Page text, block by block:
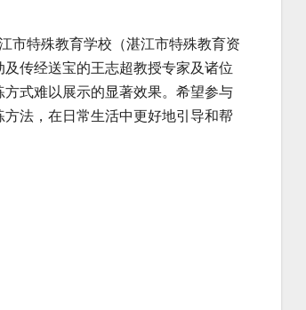
市特殊教育学校（湛江市特殊教育资
传经送宝的王志超教授专家及诸位
式难以展示的显著效果。希望参与
法，在日常生活中更好地引导和帮